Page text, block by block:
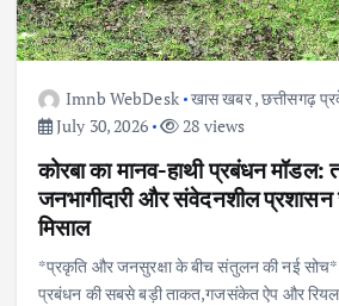
Imnb WebDesk खास खबर,छत्तीसगढ़
July 30, 2026
28 views
कोरबा का मानव-हाथी प्रबंधन
जनभागीदारी और संवेदनशील प्रशासन
मिसाल
*प्रकृति और जनसुरक्षा के बीच संतुलन की नई
प्रबंधन की सबसे बड़ी ताकत,गजसंकेत ऐप और रियल